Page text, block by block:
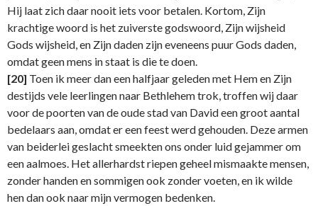
Hij laat zich daar nooit iets voor betalen. Kortom, Zijn
krachtige woord is het zuiverste godswoord, Zijn wijsheid
Gods wijsheid, en Zijn daden zijn eveneens puur Gods daden,
omdat geen mens in staat is die te doen.
[20] Toen ik meer dan een halfjaar geleden met Hem en Zijn
destijds vele leerlingen naar Bethlehem trok, troffen wij daar
voor de poorten van de oude stad van David een groot aantal
bedelaars aan, omdat er een feest werd gehouden. Deze armen
van beiderlei geslacht smeekten ons onder luid gejammer om
een aalmoes. Het allerhardst riepen geheel mismaakte mensen,
zonder handen en sommigen ook zonder voeten, en ik wilde
hen dan ook naar mijn vermogen bedenken.